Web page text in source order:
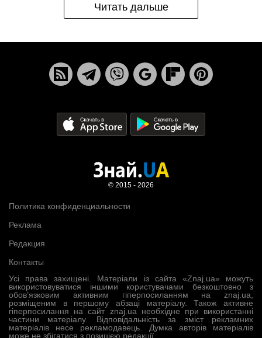
Читать дальше
Усі права захищені. Матеріали із сайта «Znaj.ua» можуть
використовуватися іншими користувачами безкоштовно з
обов’язковим активним гіперпосиланням на znaj.ua,
розміщеним в першому абзаці матеріалу. Також активне
гіперпосилання на сайт znaj.ua необхідне при використанні
частини матеріалу. Відповідальність за зміст рекламних
матеріалів несе рекламодавець. Думка авторів матеріалів
може не збігатися з позицією редакції.
Политика конфиденциальности
Реклама
Редакция
Контакты
© 2015 - 2026